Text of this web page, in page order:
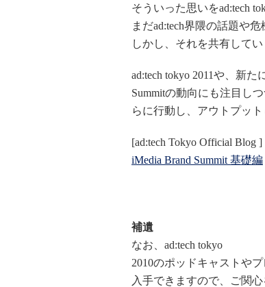
そういった思いをad:tech
まだad:tech界隈の話題や
しかし、それを共有して
ad:tech tokyo 2011や、新た
Summitの動向にも注目し
らに行動し、アウトプッ
[ad:tech Tokyo Official Blog ]
iMedia Brand Summit 基礎編
補遺
なお、ad:tech tokyo
2010のポッドキャストや
入手できますので、ご関